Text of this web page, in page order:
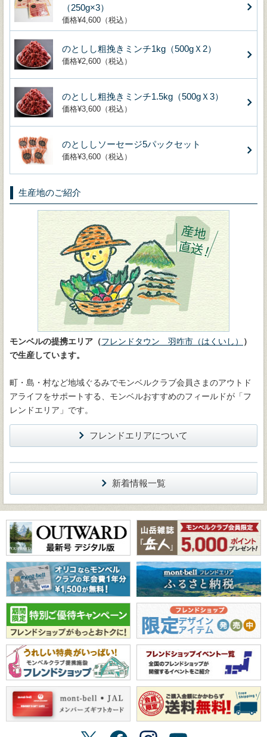
（250g×3）
価格¥4,600（税込）
のとしし粗挽きミンチ1kg（500gＸ2）
価格¥2,600（税込）
のとしし粗挽きミンチ1.5kg（500gＸ3）
価格¥3,600（税込）
のとししソーセージ5パックセット
価格¥3,600（税込）
生産地のご紹介
モンベルの提携エリア（フレンドタウン 羽咋市（はくいし）
）
で生産しています。
町・島・村など地域ぐるみでモンベルクラブ会員さまのアウトド
アライフをサポートする、モンベルおすすめのフィールドが「フ
レンドエリア」です。
フレンドエリアについて
新着情報一覧